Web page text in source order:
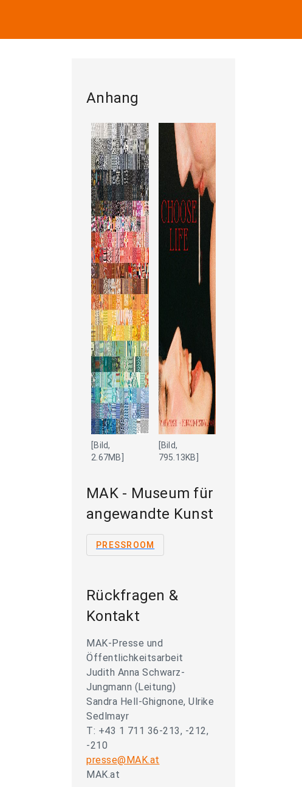
Anhang
[Bild,
2.67MB]
[Bild,
795.13KB]
MAK - Museum für
angewandte Kunst
PRESSROOM
Rückfragen &
Kontakt
MAK-Presse und
Öffentlichkeitsarbeit
Judith Anna Schwarz-
Jungmann (Leitung)
Sandra Hell-Ghignone, Ulrike
Sedlmayr
T: +43 1 711 36-213, -212,
-210
presse@MAK.at
MAK.at